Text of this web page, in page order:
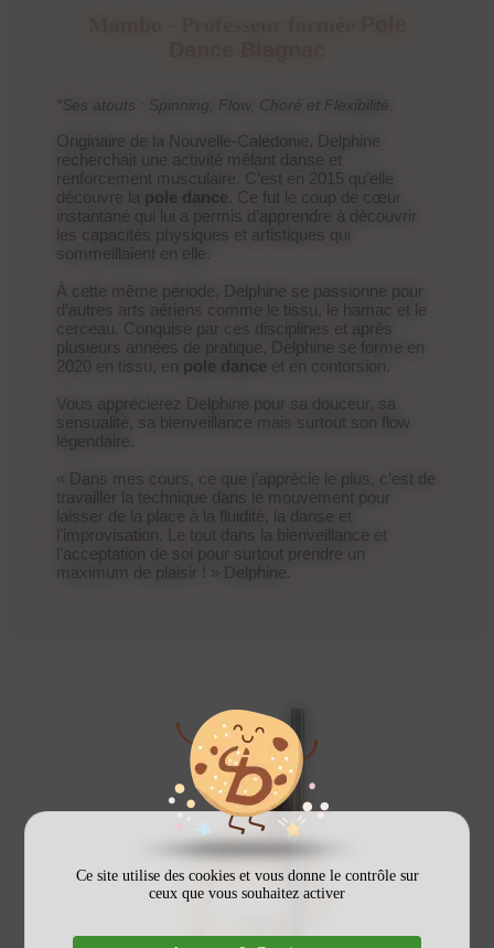
Ce site utilise des cookies et vous donne le contrôle sur
ceux que vous souhaitez activer
*Ses atouts : Spinning, Flow, Choré et Flexibilité.
Originaire de la Nouvelle-Calédonie, Delphine
recherchait une activité mêlant danse et
renforcement musculaire. C’est en 2015 qu’elle
découvre la pole dance
. Ce fut le coup de cœur
instantané qui lui a permis d’apprendre à découvrir
les capacités physiques et artistiques qui
sommeillaient en elle.
À cette même période, Delphine se passionne pour
d’autres arts aériens comme le tissu, le hamac et le
cerceau. Conquise par ces disciplines et après
plusieurs années de pratique, Delphine se forme en
2020 en tissu, en pole dance et en contorsion.
Vous apprécierez Delphine pour sa douceur, sa
sensualité, sa bienveillance mais surtout son flow
légendaire.
« Dans mes cours, ce que j’apprécie le plus, c’est de
travailler la technique dans le mouvement pour
laisser de la place à la fluidité, la danse et
l’improvisation. Le tout dans la bienveillance et
l’acceptation de soi pour surtout prendre un
maximum de plaisir ! » Delphine.